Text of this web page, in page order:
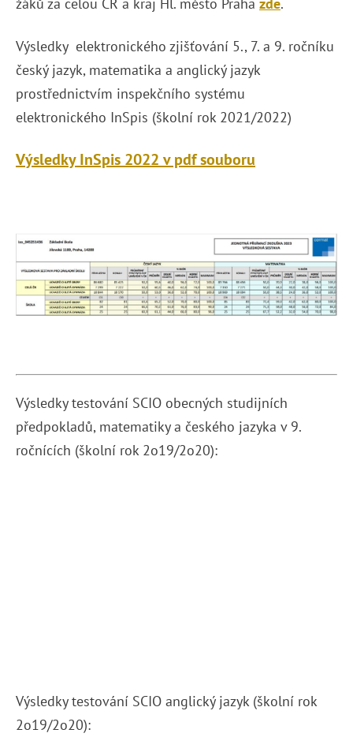
Výsledky elektronického zjišťování 5., 7. a 9. ročníku
český jazyk, matematika a anglický jazyk
prostřednictvím inspekčního systému
elektronického InSpis (školní rok 2021/2022)
Výsledky InSpis 2022 v pdf souboru
Výsledky testování SCIO obecných studijních
předpokladů, matematiky a českého jazyka v 9.
ročnících (školní rok 2o19/2o20):
Výsledky testování SCIO anglický jazyk (školní rok
2o19/2o20):